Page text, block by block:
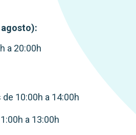
a 20:00h
10:00h a 14:00h
a 13:00h